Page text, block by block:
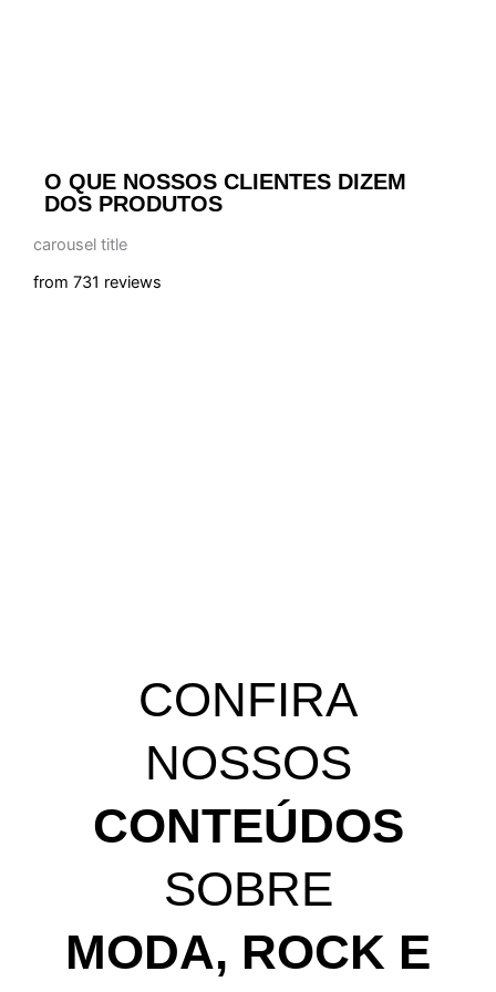
O QUE NOSSOS CLIENTES DIZEM
DOS PRODUTOS
carousel title
from 731 reviews
CONFIRA
NOSSOS
CONTEÚDOS
SOBRE
MODA, ROCK E